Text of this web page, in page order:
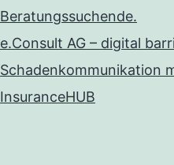
Beratungssuchende.
e.Consult AG – digital
Schadenkommunikation
InsuranceHUB